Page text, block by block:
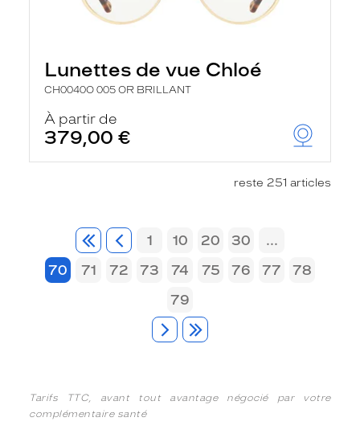
Lunettes de vue Chloé
CH0040O 005 OR BRILLANT
À partir de
379,00 €
reste 251 articles
1 10 20 30
...
70
71 72 73 74 75 76 77
78
79
Tarifs TTC, avant tout avantage négocié par votre
complémentaire santé